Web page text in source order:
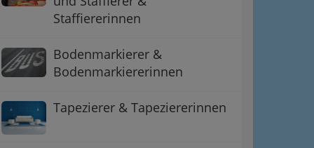
Staffiererinnen
Bodenmarkierer &
Bodenmarkiererinnen
Tapezierer & Tapeziererinnen